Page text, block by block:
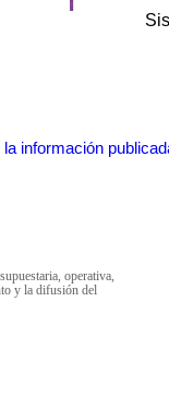
información
operativa,
y la difusión del